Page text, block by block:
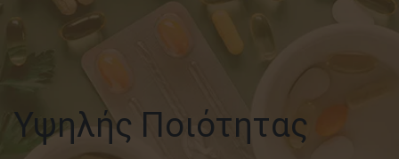
Υψηλής Ποιότητας